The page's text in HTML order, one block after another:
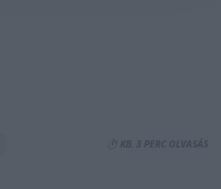
⏱️ KB. 3 PERC OLVASÁS